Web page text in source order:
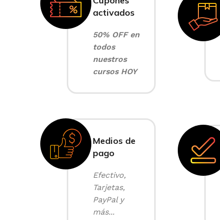
activados
50% OFF en
todos
nuestros
cursos HOY
Medios de
pago
Efectivo,
Tarjetas,
PayPal y
más...